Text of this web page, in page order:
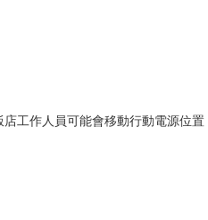
工作人員可能會移動行動電源位置